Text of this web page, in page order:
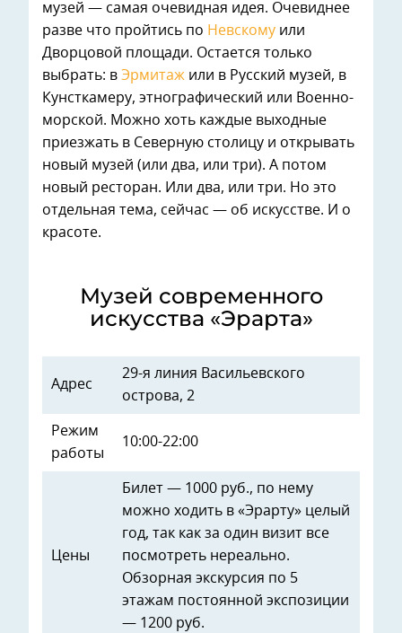
музей — самая очевидная идея. Очевиднее
разве что пройтись по Невскому или
Дворцовой площади. Остается только
выбрать: в Эрмитаж или в Русский музей, в
Кунсткамеру, этнографический или Военно-
морской. Можно хоть каждые выходные
приезжать в Северную столицу и открывать
новый музей (или два, или три). А потом
новый ресторан. Или два, или три. Но это
отдельная тема, сейчас — об искусстве. И о
красоте.
Музей современного
искусства «Эрарта»
Адрес
29-я линия Васильевского
острова, 2
Режим
работы
10:00-22:00
Цены
Билет — 1000 руб., по нему
можно ходить в «Эрарту» целый
год, так как за один визит все
посмотреть нереально.
Обзорная экскурсия по 5
этажам постоянной экспозиции
— 1200 руб.